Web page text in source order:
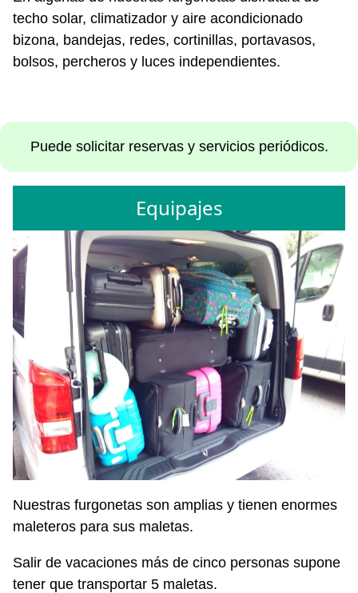
techo solar, climatizador y aire acondicionado
bizona, bandejas, redes, cortinillas, portavasos,
bolsos, percheros y luces independientes.
Puede solicitar reservas y servicios periódicos.
Equipajes
Nuestras furgonetas son amplias y tienen enormes
maleteros para sus maletas.
Salir de vacaciones más de cinco personas supone
tener que transportar 5 maletas.